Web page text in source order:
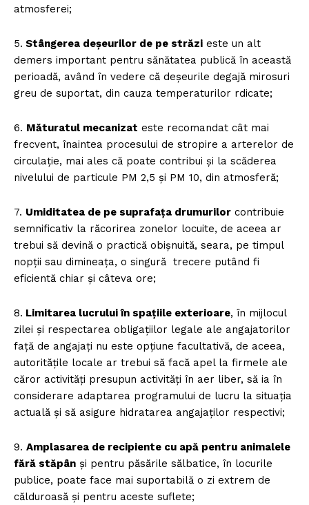
atmosferei;
5. Stângerea deșeurilor de pe străzi este un alt
demers important pentru sănătatea publică în această
perioadă, având în vedere că deșeurile degajă mirosuri
greu de suportat, din cauza temperaturilor rdicate;
6. Măturatul mecanizat este recomandat cât mai
frecvent, înaintea procesului de stropire a arterelor de
circulație, mai ales că poate contribui și la scăderea
nivelului de particule PM 2,5 și PM 10, din atmosferă;
7. Umiditatea de pe suprafața drumurilor contribuie
semnificativ la răcorirea zonelor locuite, de aceea ar
trebui să devină o practică obișnuită, seara, pe timpul
nopții sau dimineața, o singură trecere putând fi
eficientă chiar și câteva ore;
8. Limitarea lucrului în spațiile exterioare, în mijlocul
zilei și respectarea obligațiilor legale ale angajatorilor
față de angajați nu este opțiune facultativă, de aceea,
autoritățile locale ar trebui să facă apel la firmele ale
căror activități presupun activități în aer liber, să ia în
considerare adaptarea programului de lucru la situația
actuală și să asigure hidratarea angajaților respectivi;
9. Amplasarea de recipiente cu apă pentru animalele
fără stăpân și pentru păsările sălbatice, în locurile
publice, poate face mai suportabilă o zi extrem de
călduroasă și pentru aceste suflete;